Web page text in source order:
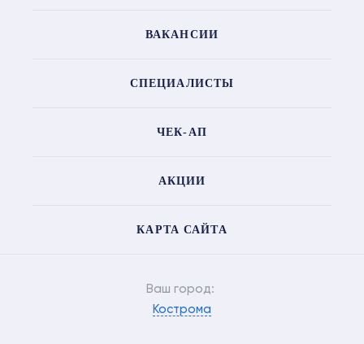
ВАКАНСИИ
СПЕЦИАЛИСТЫ
ЧЕК-АП
АКЦИИ
КАРТА САЙТА
Ваш город:
Кострома